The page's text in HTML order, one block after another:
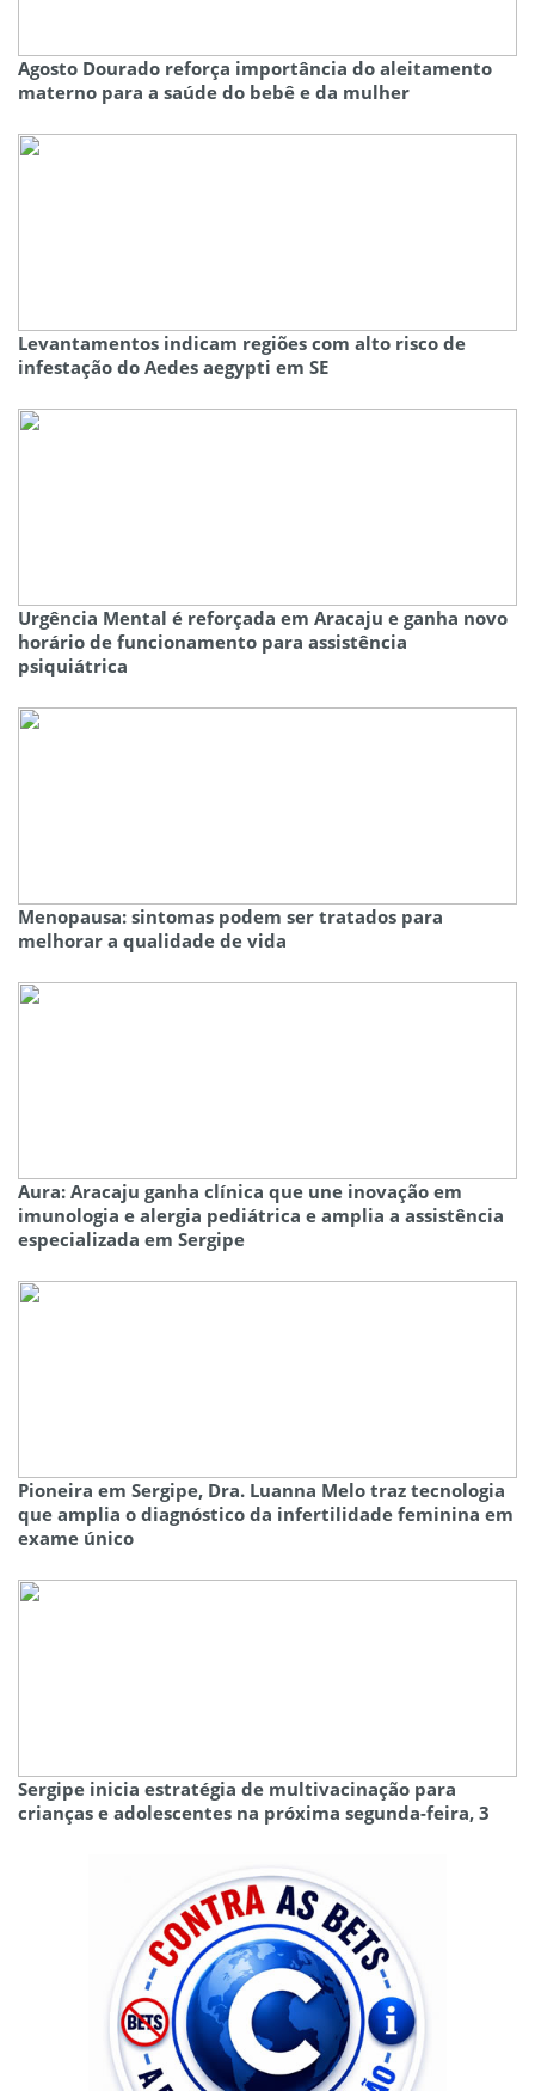
Agosto Dourado reforça importância do aleitamento
materno para a saúde do bebê e da mulher
Levantamentos indicam regiões com alto risco de
infestação do Aedes aegypti em SE
Urgência Mental é reforçada em Aracaju e ganha novo
horário de funcionamento para assistência
psiquiátrica
Menopausa: sintomas podem ser tratados para
melhorar a qualidade de vida
Aura: Aracaju ganha clínica que une inovação em
imunologia e alergia pediátrica e amplia a assistência
especializada em Sergipe
Pioneira em Sergipe, Dra. Luanna Melo traz tecnologia
que amplia o diagnóstico da infertilidade feminina em
exame único
Sergipe inicia estratégia de multivacinação para
crianças e adolescentes na próxima segunda-feira, 3